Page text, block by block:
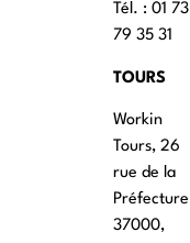
Tél. : 01 73
79 35 31
TOURS
Workin
Tours, 26
rue de la
Préfecture
37000,